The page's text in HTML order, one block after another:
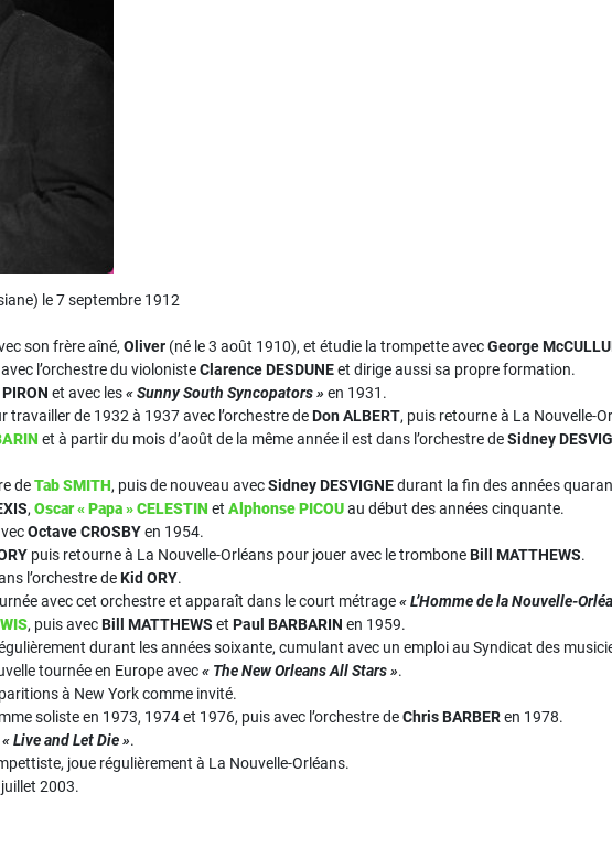
le 7 septembre 1912
son frère aîné, Oliver (né le 3 août 1910), et étudie la trompette avecGeorge
l’orchestre du violonisteClarence DESDUNEet dirige aussi sa propre formation.
et avec les« Sunny South Syncopators » en 1931.
travailler de 1932 à 1937 avec l’orchestre deDon ALBERT, puis retourne à La Nouvelle-
et à partir du mois d’août de la même année il est dans l’orchestre deSidney
deTab SMITH, puis de nouveau avecSidney DESVIGNEdurant la fin des années
, Oscar « Papa » CELESTIN et Alphonse PICOUau début des années cinquante.
Octave CROSBYen 1954.
puis retourne à La Nouvelle-Orléans pour jouer avec le tromboneBill MATTHEWS.
l’orchestre deKid ORY.
avec cet orchestre et apparaît dans le court métrage« L’Homme de la Nouvelle-
, puis avecBill MATTHEWS et Paul BARBARIN en 1959.
durant les années soixante, cumulant avec un emploi au Syndicat des
tournée en Europe avec« The New Orleans All Stars ».
à New York comme invité.
soliste en 1973, 1974 et 1976, puis avec l’orchestre deChris BARBERen 1978.
« Live and Let Die ».
joue régulièrement à La Nouvelle-Orléans.
2003.